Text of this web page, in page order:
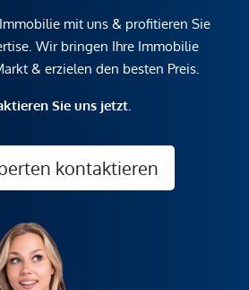
mit uns & profitieren Sie
Wir bringen Ihre Immobilie
& erzielen den besten Preis.
Sie uns jetzt.
kontaktieren